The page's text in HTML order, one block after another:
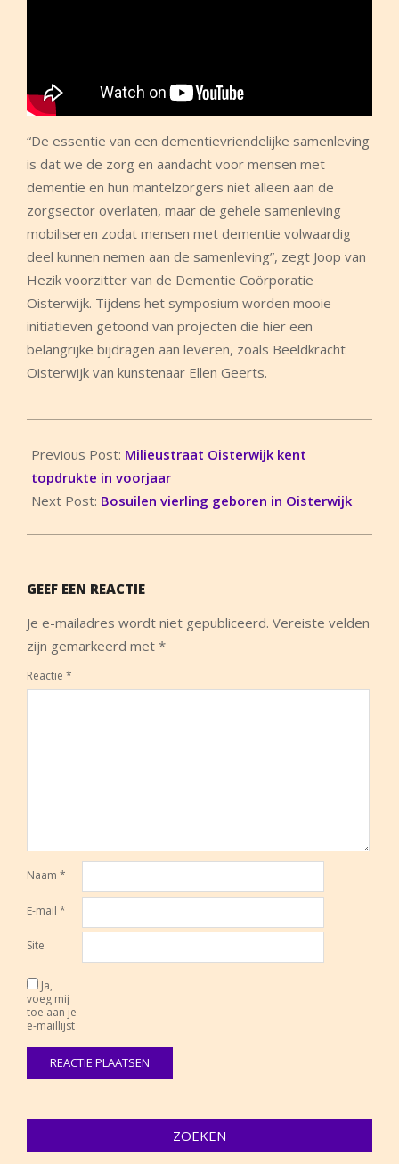
“De essentie van een dementievriendelijke samenleving
is dat we de zorg en aandacht voor mensen met
dementie en hun mantelzorgers niet alleen aan de
zorgsector overlaten, maar de gehele samenleving
mobiliseren zodat mensen met dementie volwaardig
deel kunnen nemen aan de samenleving”, zegt Joop van
Hezik voorzitter van de Dementie Coörporatie
Oisterwijk. Tijdens het symposium worden mooie
initiatieven getoond van projecten die hier een
belangrijke bijdragen aan leveren, zoals Beeldkracht
Oisterwijk van kunstenaar Ellen Geerts.
04-
04
Previous Post: Milieustraat Oisterwijk kent
topdrukte in voorjaar
Next Post: Bosuilen vierling geboren in Oisterwijk
GEEF EEN REACTIE
Je e-mailadres wordt niet gepubliceerd. Vereiste velden
zijn gemarkeerd met *
Reactie *
Naam *
E-mail *
Site
Ja,
voeg mij
toe aan je
e-maillijst
ZOEKEN